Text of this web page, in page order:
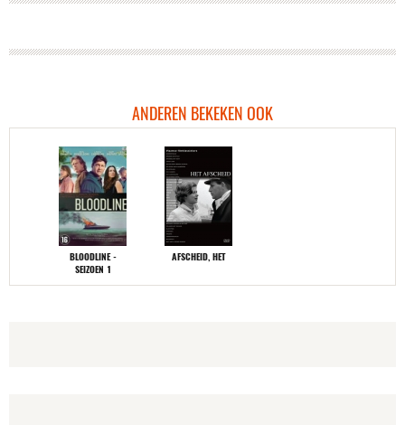
ANDEREN BEKEKEN OOK
BLOODLINE -
SEIZOEN 1
AFSCHEID, HET